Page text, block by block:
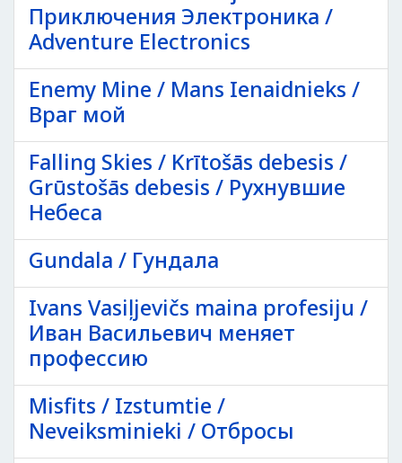
Приключения Электроника /
Adventure Electronics
Enemy Mine / Mans Ienaidnieks /
Враг мой
Falling Skies / Krītošās debesis /
Grūstošās debesis / Рухнувшие
Небеса
Gundala / Гундала
Ivans Vasiļjevičs maina profesiju /
Иван Васильевич меняет
профессию
Misfits / Izstumtie /
Neveiksminieki / Отбросы